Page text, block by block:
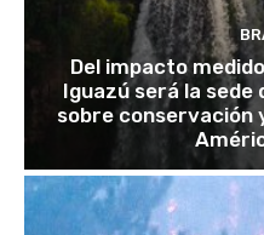
Del impacto
Iguazú será la sede
sobre conservación